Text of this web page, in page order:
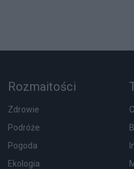
Rozmaitości
Zdrowie
Podróże
Pogoda
Ekologia